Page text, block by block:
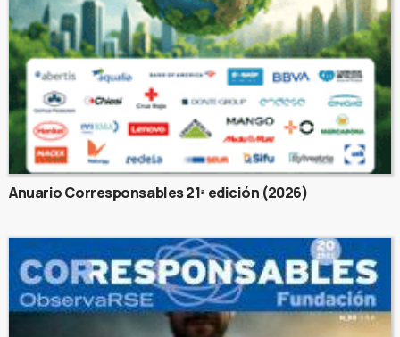
Anuario Corresponsables 21ª edición (2026)